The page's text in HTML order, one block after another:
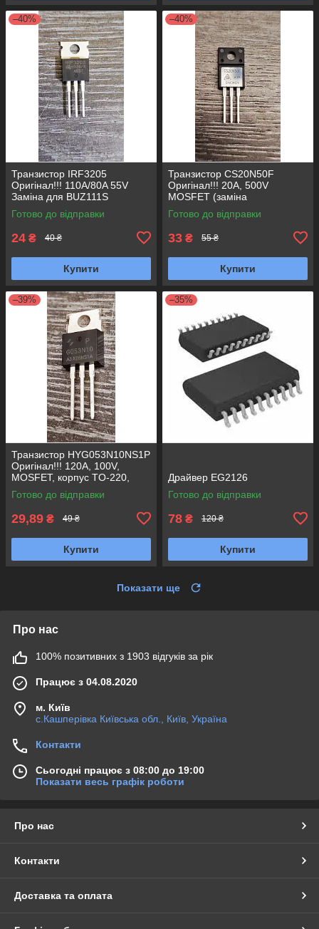
–40%
Транзистор IRF3205
Оригінал!!! 110A/80A 55V
Заміна для BUZ111S
HRF3205 HUF75344P3
HY1906, HY1906P TO-220
Готово до відправки
24 ₴ 40 ₴
Купити
–40%
Транзистор CS20N50F
Оригінал!!! 20A, 500V
MOSFET (заміна
FTP20N50A) N-канал TO-
220F
Готово до відправки
33 ₴ 55 ₴
Купити
–39%
Транзистор HYG053N10NS1P
Оригінал!!! 120A, 100V,
MOSFET, корпус TO-220,
Заміна для AP160N10P,
G053N10
Готово до відправки
29,89 ₴ 49 ₴
Купити
–35%
Драйвер EG2126
Готово до відправки
78 ₴ 120 ₴
Купити
Показати ще
Про нас
100% позитивних з 1903 відгуків за рік
Працює з 04.08.2020
м. Київ
с.Кашперівка Київська обл., Київ, Україна
Контакти
Сьогодні працює з 08:00 до 19:00
Показати весь графік роботи
Про нас
Контакти
Доставка та оплата